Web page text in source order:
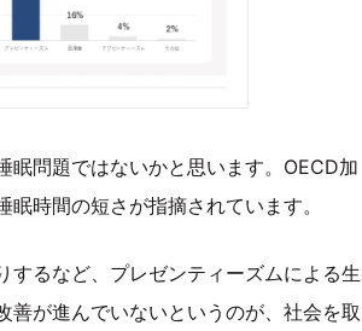
問題ではないかと思います。OECD加
時間の短さが指摘されています。
するなど、プレゼンティーズムによる生
が進んでいないというのが、社会を取